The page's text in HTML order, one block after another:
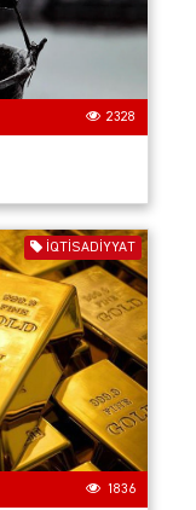
2328
İQTISADIYYAT
1836